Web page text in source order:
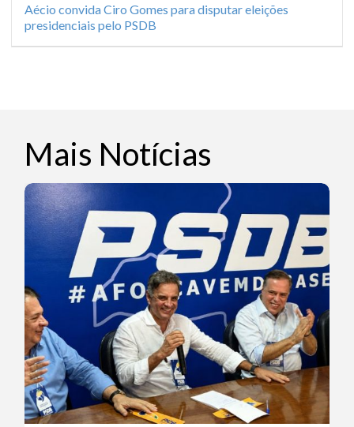
Aécio convida Ciro Gomes para disputar eleições
presidenciais pelo PSDB
Mais Notícias